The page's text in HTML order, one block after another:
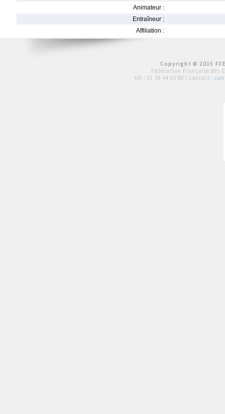
Animateur :
Entraîneur :
Affiliation :
Copyright © 2015
Fédération Française des
tél : 01 39 44 65 80 | contact :